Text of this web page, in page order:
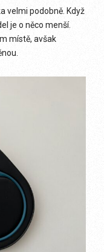
velmi podobně. Když
je o něco menší.
místě, avšak